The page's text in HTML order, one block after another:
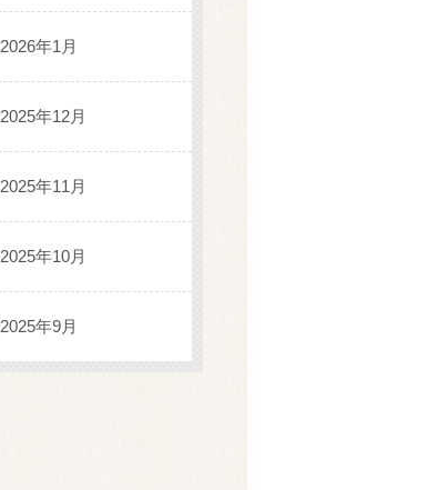
2026年1月
2025年12月
2025年11月
2025年10月
2025年9月